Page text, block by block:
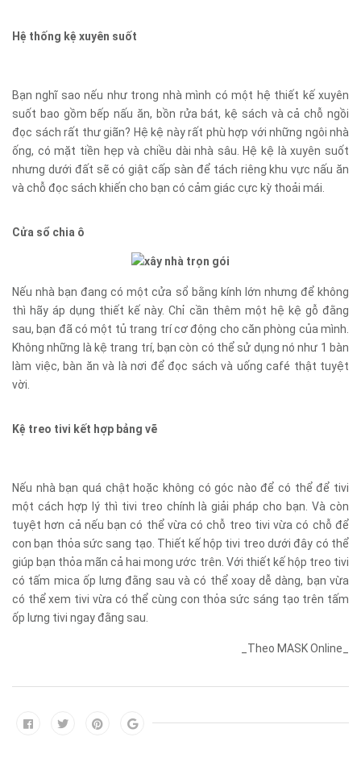
Hệ thống kệ xuyên suốt
Bạn nghĩ sao nếu như trong nhà mình có một hệ thiết kế xuyên
suốt bao gồm bếp nấu ăn, bồn rửa bát, kệ sách và cả chỗ ngồi
đọc sách rất thư giãn? Hệ kệ này rất phù hợp với những ngôi nhà
ống, có mặt tiền hẹp và chiều dài nhà sâu. Hệ kệ là xuyên suốt
nhưng dưới đất sẽ có giật cấp sàn để tách riêng khu vực nấu ăn
và chỗ đọc sách khiến cho bạn có cảm giác cực kỳ thoải mái.
Cửa sổ chia ô
Nếu nhà bạn đang có một cửa sổ bằng kính lớn nhưng để không
thì hãy áp dụng thiết kế này. Chỉ cần thêm một hệ kệ gỗ đằng
sau, bạn đã có một tủ trang trí cơ động cho căn phòng của mình.
Không những là kệ trang trí, bạn còn có thể sử dụng nó như 1 bàn
làm việc, bàn ăn và là nơi để đọc sách và uống café thật tuyệt
vời.
Kệ treo tivi kết hợp bảng vẽ
Nếu nhà bạn quá chật hoặc không có góc nào để có thể để tivi
một cách hợp lý thì tivi treo chính là giải pháp cho bạn. Và còn
tuyệt hơn cả nếu bạn có thể vừa có chỗ treo tivi vừa có chỗ để
con bạn thỏa sức sang tạo. Thiết kế hộp tivi treo dưới đây có thể
giúp bạn thỏa mãn cả hai mong ước trên. Với thiết kế hộp treo tivi
có tấm mica ốp lưng đằng sau và có thể xoay dễ dàng, bạn vừa
có thể xem tivi vừa có thể cùng con thỏa sức sáng tạo trên tấm
ốp lưng tivi ngay đằng sau.
_Theo MASK Online_